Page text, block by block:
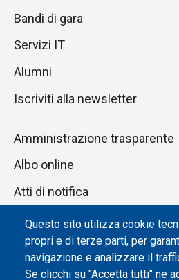
Questo sito utilizza cookie
propri e di terze parti, per
navigazione e analizzare il
Se clicchi su "Accetta tutti" ne
Bandi di gara
Servizi IT
Alumni
Iscriviti alla newsletter
Amministrazione trasparente
Albo online
Atti di notifica
Dichiarazione di accessibilità
Impostazione dei cookie